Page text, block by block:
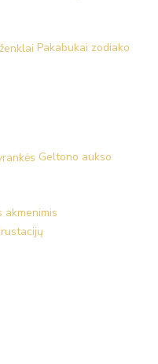
Pakabukai zodiako
Geltono aukso
akmenimis